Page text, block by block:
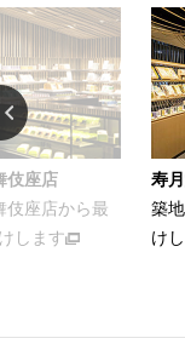
伎座店
伎座店から最
します
寿
築
け